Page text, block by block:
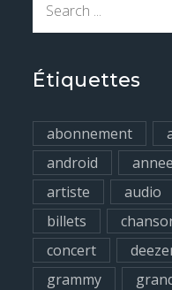
r
h
f
o
Étiquettes
abonnement
android
annee
artiste
audio
billets
concert
grammy